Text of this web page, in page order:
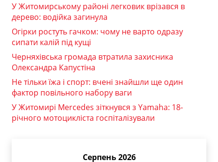
У Житомирському районі легковик врізався в
дерево: водійка загинула
Огірки ростуть гачком: чому не варто одразу
сипати калій під кущі
Черняхівська громада втратила захисника
Олександра Капустіна
Не тільки їжа і спорт: вчені знайшли ще один
фактор повільного набору ваги
У Житомирі Mercedes зіткнувся з Yamaha: 18-
річного мотоцикліста госпіталізували
Серпень 2026